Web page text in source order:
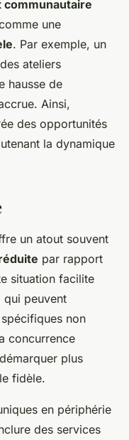
communautaire
une
. Par exemple, un
ateliers
hausse de
Ainsi,
des opportunités
la dynamique
un atout souvent
par rapport
situation facilite
qui peuvent
spécifiques non
concurrence
plus
fidèle.
en périphérie
des services